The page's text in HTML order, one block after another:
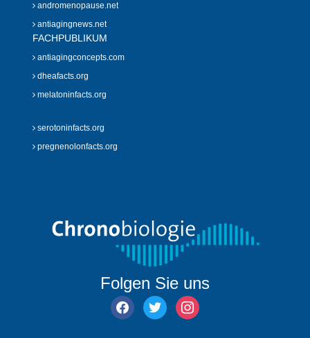
andromenopause.net
antiagingnews.net
FACHPUBLIKUM
antiagingconcepts.com
dheafacts.org
melatoninfacts.org
serotoninfacts.org
pregnenolonfacts.org
Folgen Sie uns
facebook
twitter instagram